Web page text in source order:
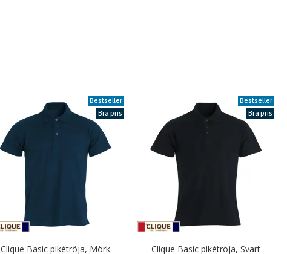
Bestseller
Bra pris
Clique Basic pikétröja, Mörk
Bestseller
Bra pris
Clique Basic pikétröja, Svart